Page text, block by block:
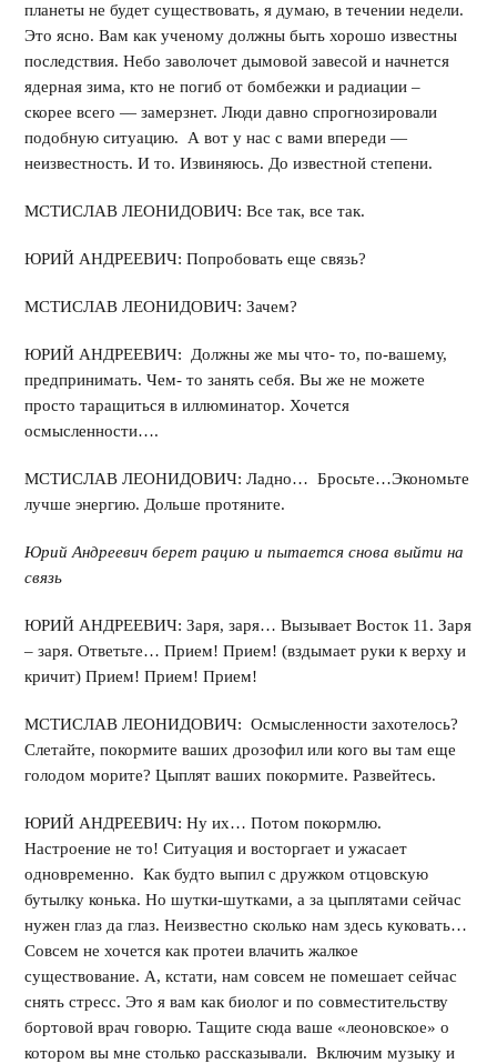
планеты не будет существовать, я думаю, в течении недели.
Это ясно. Вам как ученому должны быть хорошо известны
последствия. Небо заволочет дымовой завесой и начнется
ядерная зима, кто не погиб от бомбежки и радиации –
скорее всего — замерзнет. Люди давно спрогнозировали
подобную ситуацию. А вот у нас с вами впереди —
неизвестность. И то. Извиняюсь. До известной степени.
МСТИСЛАВ ЛЕОНИДОВИЧ: Все так, все так.
ЮРИЙ АНДРЕЕВИЧ: Попробовать еще связь?
МСТИСЛАВ ЛЕОНИДОВИЧ: Зачем?
ЮРИЙ АНДРЕЕВИЧ: Должны же мы что- то, по-вашему,
предпринимать. Чем- то занять себя. Вы же не можете
просто таращиться в иллюминатор. Хочется
осмысленности….
МСТИСЛАВ ЛЕОНИДОВИЧ: Ладно… Бросьте…Экономьте
лучше энергию. Дольше протяните.
Юрий Андреевич берет рацию и пытается снова выйти на
связь
ЮРИЙ АНДРЕЕВИЧ: Заря, заря… Вызывает Восток 11. Заря
– заря. Ответьте… Прием! Прием! (вздымает руки к верху и
кричит) Прием! Прием! Прием!
МСТИСЛАВ ЛЕОНИДОВИЧ: Осмысленности захотелось?
Слетайте, покормите ваших дрозофил или кого вы там еще
голодом морите? Цыплят ваших покормите. Развейтесь.
ЮРИЙ АНДРЕЕВИЧ: Ну их… Потом покормлю.
Настроение не то! Ситуация и восторгает и ужасает
одновременно. Как будто выпил с дружком отцовскую
бутылку конька. Но шутки-шутками, а за цыплятами сейчас
нужен глаз да глаз. Неизвестно сколько нам здесь куковать…
Совсем не хочется как протеи влачить жалкое
существование. А, кстати, нам совсем не помешает сейчас
снять стресс. Это я вам как биолог и по совместительству
бортовой врач говорю. Тащите сюда ваше «леоновское» о
котором вы мне столько рассказывали. Включим музыку и